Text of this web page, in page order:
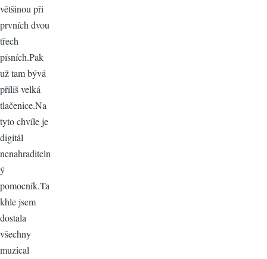
většinou při
prvních dvou
třech
písních.Pak
už tam bývá
příliš velká
tlačenice.Na
tyto chvíle je
digitál
nenahraditeln
ý
pomocník.Ta
khle jsem
dostala
všechny
muzical